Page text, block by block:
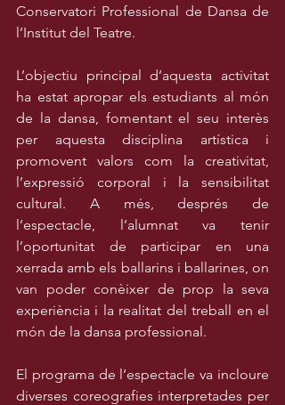
Conservatori Professional de Dansa de
l’Institut del Teatre.
L’objectiu principal d’aquesta activitat
ha estat apropar els estudiants al món
de la dansa, fomentant el seu interès
per aquesta disciplina artística i
promovent valors com la creativitat,
l’expressió corporal i la sensibilitat
cultural. A més, després de
l’espectacle, l’alumnat va tenir
l’oportunitat de participar en una
xerrada amb els ballarins i ballarines, on
van poder conèixer de prop la seva
experiència i la realitat del treball en el
món de la dansa professional.
El programa de l’espectacle va incloure
diverses coreografies interpretades per